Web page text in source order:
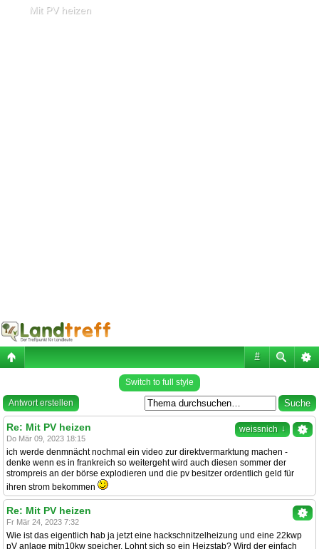
#
Mit PV heizen
Switch to full style
Antwort erstellen
weissnich ↓
Re: Mit PV heizen
Do Mär 09, 2023 18:15
ich werde denmnächt nochmal ein video zur direktvermarktung machen -
denke wenn es in frankreich so weitergeht wird auch diesen sommer der
strompreis an der börse explodieren und die pv besitzer ordentlich geld für
ihren strom bekommen
Re: Mit PV heizen
Fr Mär 24, 2023 7:32
Wie ist das eigentlich hab ja jetzt eine hackschnitzelheizung und eine 22kwp
pV anlage mitn10kw speicher. Lohnt sich so ein Heizstab? Wird der einfach